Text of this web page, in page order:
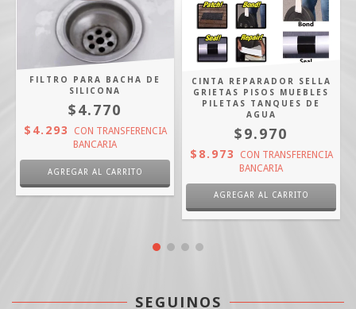
FILTRO PARA BACHA DE
SILICONA
$4.770
$4.293 CON TRANSFERENCIA
BANCARIA
CINTA REPARADOR SELLA
GRIETAS PISOS MUEBLES
PILETAS TANQUES DE
AGUA
$9.970
$8.973 CON TRANSFERENCIA
BANCARIA
AGREGAR AL CARRITO
SEGUINOS